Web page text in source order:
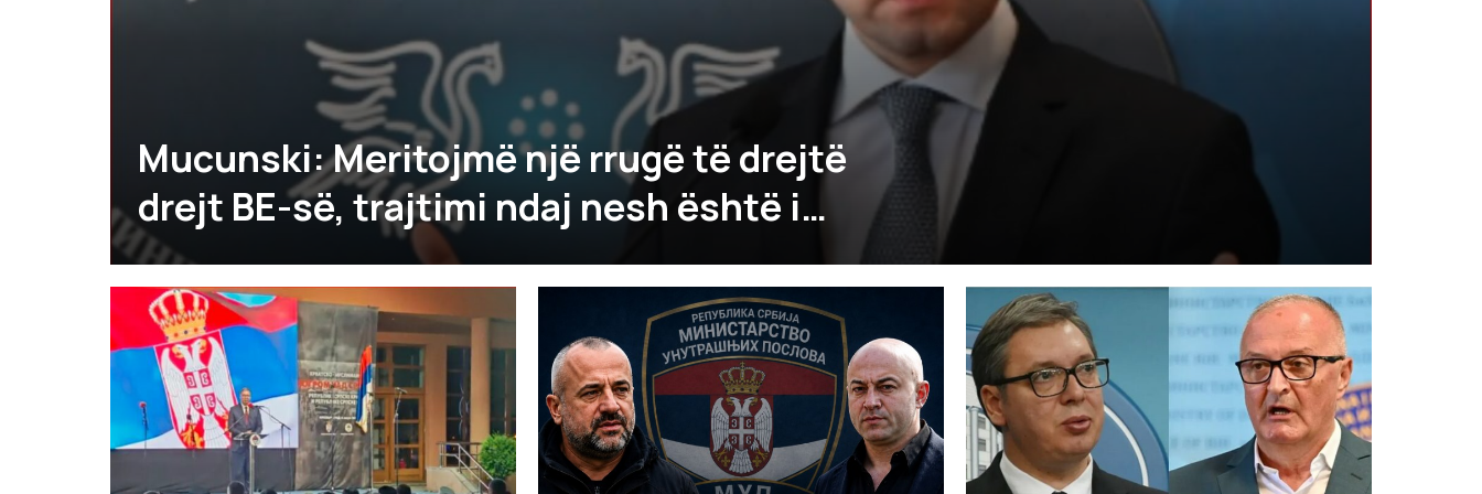
Mucunski: Meritojmë një rrugë të drejtë
drejt BE-së, trajtimi ndaj nesh është i
padrejtë